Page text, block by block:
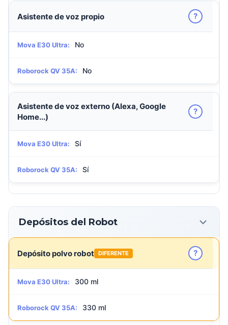
Asistente de voz propio ?
Mova E30 Ultra: No
Roborock QV 35A: No
Asistente de voz externo (Alexa, Google
Home...)
?
Mova E30 Ultra: Sí
Roborock QV 35A: Sí
Depósitos del Robot
Depósito polvo robot DIFERENTE ?
Mova E30 Ultra: 300 ml
Roborock QV 35A: 330 ml